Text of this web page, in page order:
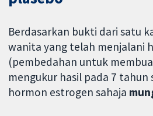
Berdasarkan bukti dari satu
wanita yang telah menjalani
(pembedahan untuk
mengukur hasil pada 7 tahun
hormon estrogen sahaja